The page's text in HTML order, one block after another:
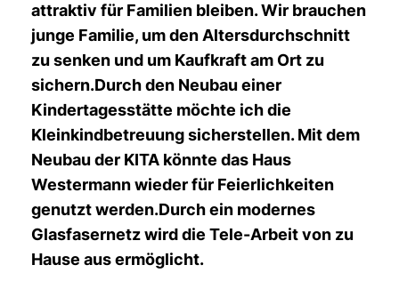
attraktiv für Familien bleiben. Wir brauchen
junge Familie, um den Altersdurchschnitt
zu senken und um Kaufkraft am Ort zu
sichern.Durch den Neubau einer
Kindertagesstätte möchte ich die
Kleinkindbetreuung sicherstellen. Mit dem
Neubau der KITA könnte das Haus
Westermann wieder für Feierlichkeiten
genutzt werden.Durch ein modernes
Glasfasernetz wird die Tele-Arbeit von zu
Hause aus ermöglicht.